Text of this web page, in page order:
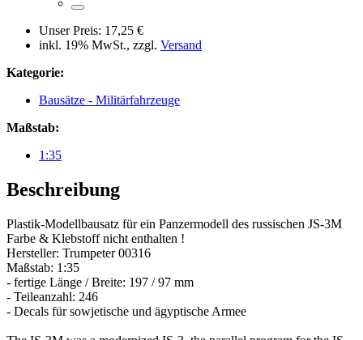
Unser Preis: 17,25 €
inkl. 19% MwSt., zzgl. Versand
Kategorie:
Bausätze - Militärfahrzeuge
Maßstab:
1:35
Beschreibung
Plastik-Modellbausatz für ein Panzermodell des russischen JS-3M
Farbe & Klebstoff nicht enthalten !
Hersteller: Trumpeter 00316
Maßstab: 1:35
- fertige Länge / Breite: 197 / 97 mm
- Teileanzahl: 246
- Decals für sowjetische und ägyptische Armee